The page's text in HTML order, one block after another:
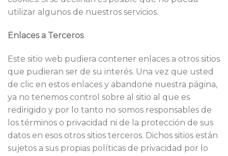
utilizar algunos de nuestros servicios.
Enlaces a Terceros
Este sitio web pudiera contener enlaces a otros sitios
que pudieran ser de su interés. Una vez que usted
de clic en estos enlaces y abandone nuestra página,
ya no tenemos control sobre al sitio al que es
redirigido y por lo tanto no somos responsables de
los términos o privacidad ni de la protección de sus
datos en esos otros sitios terceros. Dichos sitios están
sujetos a sus propias políticas de privacidad por lo